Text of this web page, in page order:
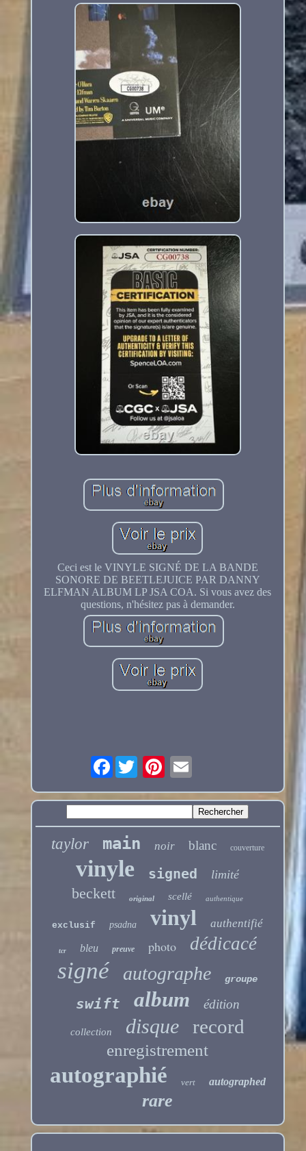
Ceci est le VINYLE SIGNÉ DE LA BANDE
SONORE DE BEETLEJUICE PAR DANNY
ELFMAN ALBUM LP JSA COA. Si vous avez des
questions, n'hésitez pas à demander.
Facebook
taylor main noir blanc couverture
vinyle signed limité
beckett original scellé authentique
exclusif psadna vinyl authentifié
tcr bleu preuve photo dédicacé
signé autographe groupe
swift album édition
collection disque record
enregistrement
autographié vert autographed
rare